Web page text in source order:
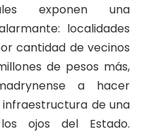
exponen una
localidades
cantidad de vecinos
de pesos más,
a hacer
de una
ojos del Estado.